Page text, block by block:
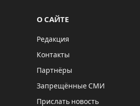
О САЙТЕ
Редакция
Контакты
Партнёры
Запрещённые СМИ
Прислать новость